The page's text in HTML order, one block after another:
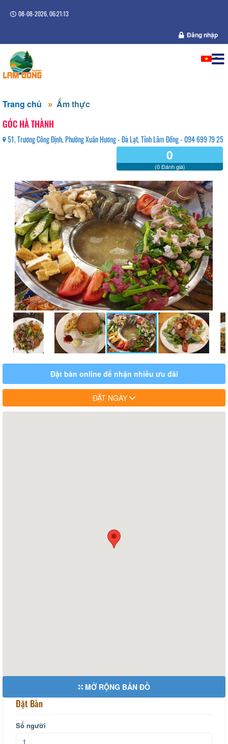
08-08-2026, 06:21:14
Đăng nhập
Trang chủ Ẩm thực
GÓC HÀ THÀNH
51, Trương Công Định, Phường Xuân Hương - Đà Lạt, Tỉnh Lâm Đồng - 094 699 79 25
0
(0 Đánh giá)
Đặt bàn online để nhận nhiều ưu đãi
ĐẶT NGAY
MỞ RỘNG BẢN ĐỒ
Đặt Bàn
Số người